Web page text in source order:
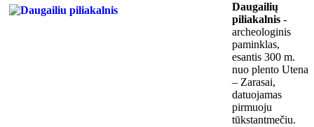
Daugailių
piliakalnis -
archeologinis
paminklas,
esantis 300 m.
nuo plento Utena
– Zarasai,
datuojamas
pirmuoju
tūkstantmečiu.